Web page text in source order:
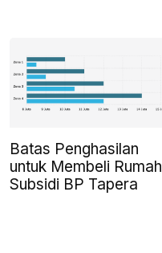
Batas Penghasilan
untuk Membeli Rumah
Subsidi BP Tapera